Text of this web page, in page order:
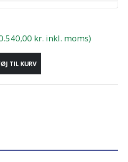
kr. inkl. moms)
TIL KURV